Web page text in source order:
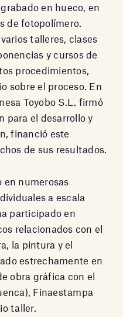
en hueco, en
de fotopolímero.
talleres, clases
y cursos de
procedimientos,
sobre el proceso. En
Toyobo S.L. firmó
para el desarrollo y
financió este
de sus resultados.
en numerosas
a escala
participado en
relacionados con el
la pintura y el
estrechamente en
obra gráfica con el
Finaestampa
taller.